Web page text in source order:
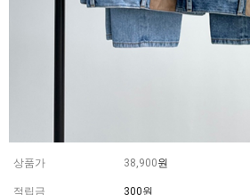
상품가 38,900원
적립금 300원